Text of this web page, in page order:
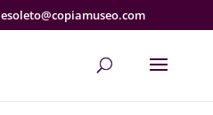
esoleto@copiamuseo.com